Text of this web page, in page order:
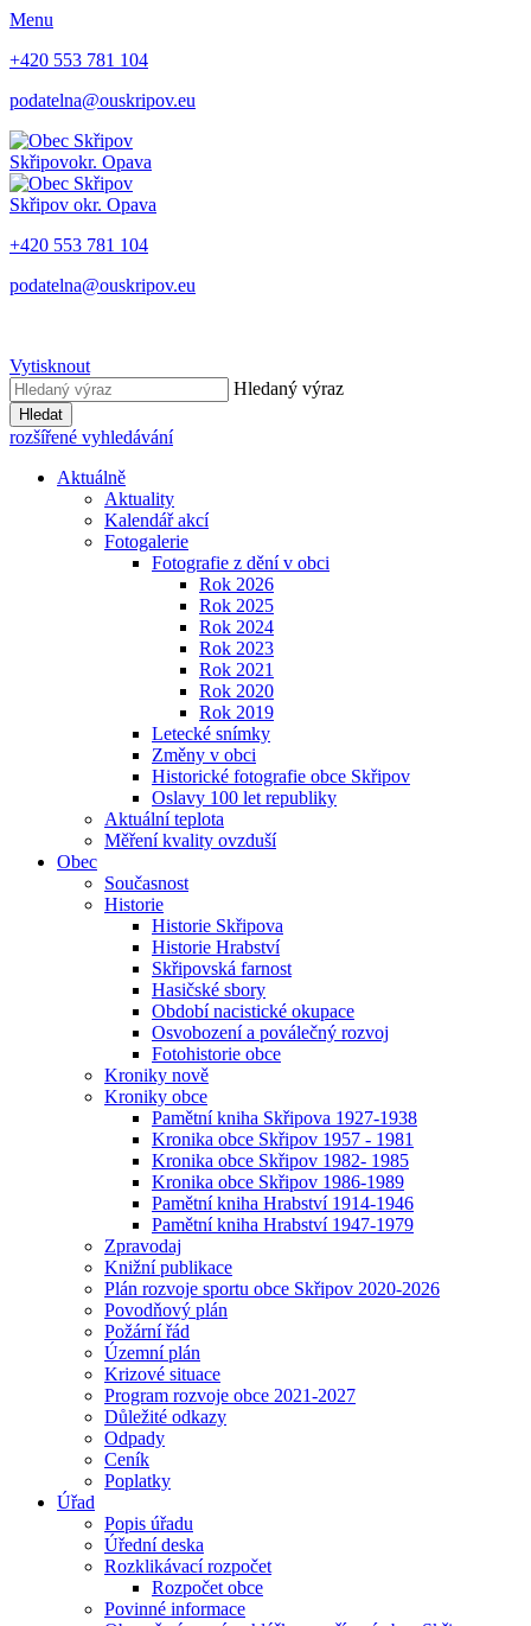
Menu
+420 553 781 104
podatelna@ouskripov.eu
Skřipovokr. Opava
Skřipov okr. Opava
+420 553 781 104
podatelna@ouskripov.eu
Vytisknout
Hledaný výraz
Hledat
rozšířené vyhledávání
Aktuálně
Aktuality
Kalendář akcí
Fotogalerie
Fotografie z dění v obci
Rok 2026
Rok 2025
Rok 2024
Rok 2023
Rok 2021
Rok 2020
Rok 2019
Letecké snímky
Změny v obci
Historické fotografie obce Skřipov
Oslavy 100 let republiky
Aktuální teplota
Měření kvality ovzduší
Obec
Současnost
Historie
Historie Skřipova
Historie Hrabství
Skřipovská farnost
Hasičské sbory
Období nacistické okupace
Osvobození a poválečný rozvoj
Fotohistorie obce
Kroniky nově
Kroniky obce
Pamětní kniha Skřipova 1927-1938
Kronika obce Skřipov 1957 - 1981
Kronika obce Skřipov 1982- 1985
Kronika obce Skřipov 1986-1989
Pamětní kniha Hrabství 1914-1946
Pamětní kniha Hrabství 1947-1979
Zpravodaj
Knižní publikace
Plán rozvoje sportu obce Skřipov 2020-2026
Povodňový plán
Požární řád
Územní plán
Krizové situace
Program rozvoje obce 2021-2027
Důležité odkazy
Odpady
Ceník
Poplatky
Úřad
Popis úřadu
Úřední deska
Rozklikávací rozpočet
Rozpočet obce
Povinné informace